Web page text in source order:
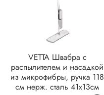
VETTA Швабра с
распылителем и насадкой
из микрофибры, ручка 118
см нерж. сталь 41x13см